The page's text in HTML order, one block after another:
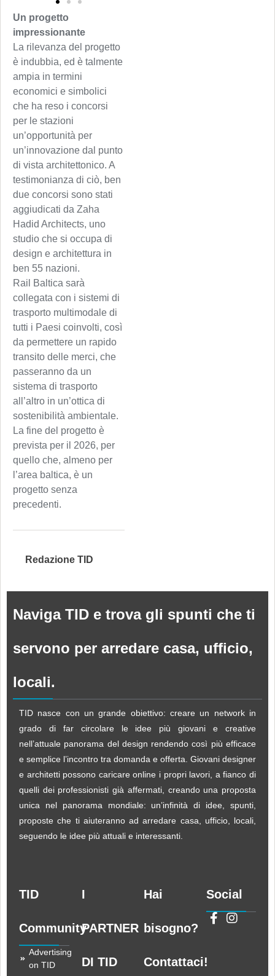
Un progetto
impressionante
La rilevanza del progetto
è indubbia, ed è talmente
ampia in termini
economici e simbolici
che ha reso i concorsi
per le stazioni
un’opportunità per
un’innovazione dal punto
di vista architettonico. A
testimonianza di ciò, ben
due concorsi sono stati
aggiudicati da Zaha
Hadid Architects, uno
studio che si occupa di
design e architettura in
ben 55 nazioni.
Rail Baltica sarà
collegata con i sistemi di
trasporto multimodale di
tutti i Paesi coinvolti, così
da permettere un rapido
transito delle merci, che
passeranno da un
sistema di trasporto
all’altro in un’ottica di
sostenibilità ambientale.
La fine del progetto è
prevista per il 2026, per
quello che, almeno per
l’area baltica, è un
progetto senza
precedenti.
Redazione TID
Naviga TID e trova gli spunti che ti
servono per arredare casa, ufficio,
locali.
TID nasce con un grande obiettivo: creare un network in
grado di far circolare le idee più giovani e creative
nell’attuale panorama del design rendendo così più efficace
e semplice l’incontro tra domanda e offerta. Giovani designer
e architetti possono caricare online i propri lavori, a fianco di
quelli dei professionisti già affermati, creando una proposta
unica nel panorama mondiale: un’infinità di idee, spunti,
proposte che ti aiuteranno ad arredare casa, ufficio, locali,
seguendo le idee più attuali e interessanti.
TID
Community
Advertising
on TID
I
PARTNER
DI TID
Hai
bisogno?
Contattaci!
Social